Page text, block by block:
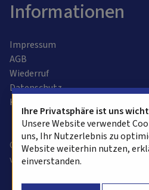
Informationen
Impressum
AGB
Wiederruf
Datenschutz
Kontaktformular
Copyright © 2025 alvasys
vorbehalten.
Ihre Privatsphäre ist uns
Unsere Website verwendet
uns, Ihr Nutzerlebnis zu
Website weiterhin nutzen,
einverstanden.